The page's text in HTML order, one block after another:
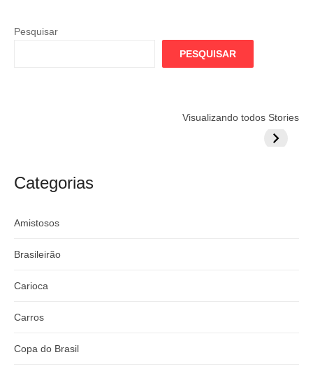
Pesquisar
PESQUISAR
Visualizando todos Stories
argentino
Globo quer
Lesão
do
Categorias
Amistosos
Brasileirão
Carioca
Carros
Copa do Brasil